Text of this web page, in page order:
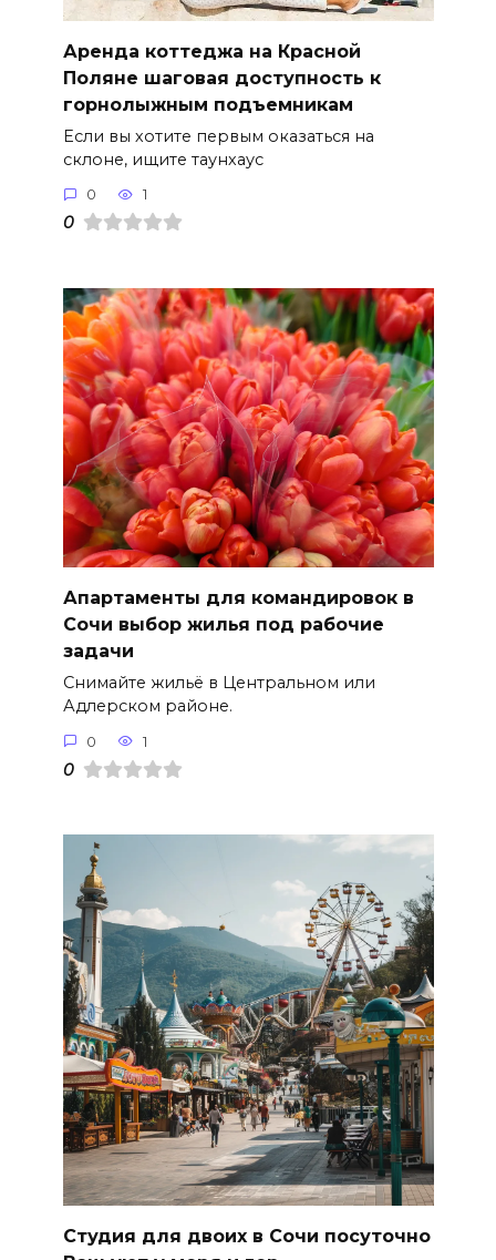
Аренда коттеджа на Красной
Поляне шаговая доступность к
горнолыжным подъемникам
Если вы хотите первым оказаться на
склоне, ищите таунхаус
0 1
0
Апартаменты для командировок в
Сочи выбор жилья под рабочие
задачи
Снимайте жильё в Центральном или
Адлерском районе.
0 1
0
Студия для двоих в Сочи посуточно